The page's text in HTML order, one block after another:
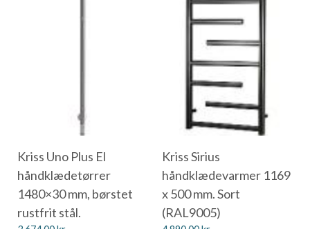
Kriss Uno Plus El
håndklædetørrer
1480×30 mm, børstet
rustfrit stål.
Kriss Sirius
håndklædevarmer 1169
x 500 mm. Sort
(RAL9005)